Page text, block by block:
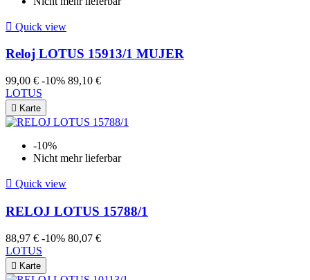
 Quick view
Reloj LOTUS 15913/1 MUJER
99,00 € -10% 89,10 €
LOTUS
 Karte
-10%
Nicht mehr lieferbar
 Quick view
RELOJ LOTUS 15788/1
88,97 € -10% 80,07 €
LOTUS
 Karte